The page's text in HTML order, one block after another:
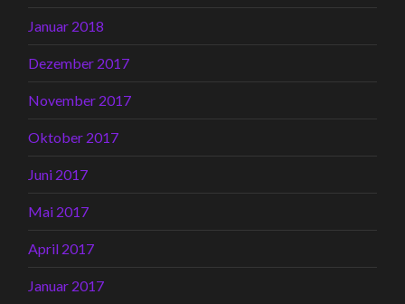
Januar 2018
Dezember 2017
November 2017
Oktober 2017
Juni 2017
Mai 2017
April 2017
Januar 2017